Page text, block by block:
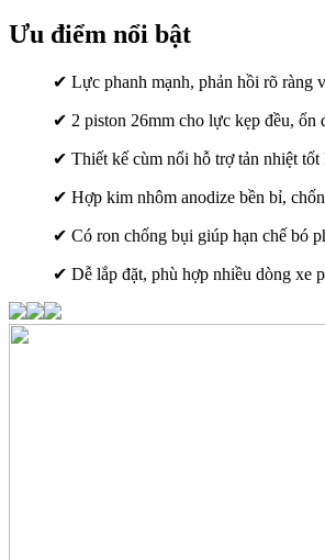
Ưu điểm nổi bật
✔ Lực phanh mạnh, phản hồi rõ ràng
✔ 2 piston 26mm cho lực kẹp đều, ổn
✔ Thiết kế cùm nổi hỗ trợ tản nhiệt
✔ Hợp kim nhôm anodize bền bỉ,
✔ Có ron chống bụi giúp hạn chế bó
✔ Dễ lắp đặt, phù hợp nhiều dòng xe